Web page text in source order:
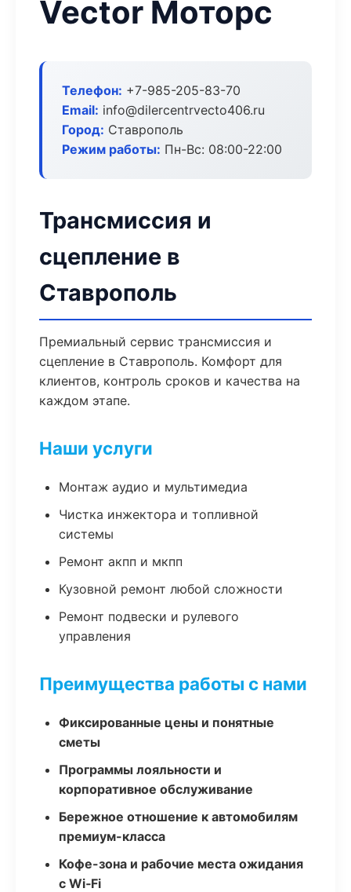
Vector Моторс
Телефон: +7-985-205-83-70
Email: info@dilercentrvecto406.ru
Город: Ставрополь
Режим работы: Пн-Вс: 08:00-22:00
Трансмиссия и
сцепление в
Ставрополь
Премиальный сервис трансмиссия и
сцепление в Ставрополь. Комфорт для
клиентов, контроль сроков и качества на
каждом этапе.
Наши услуги
Монтаж аудио и мультимедиа
Чистка инжектора и топливной
системы
Ремонт акпп и мкпп
Кузовной ремонт любой сложности
Ремонт подвески и рулевого
управления
Преимущества работы с нами
Фиксированные цены и понятные
сметы
Программы лояльности и
корпоративное обслуживание
Бережное отношение к автомобилям
премиум-класса
Кофе-зона и рабочие места ожидания
с Wi‑Fi